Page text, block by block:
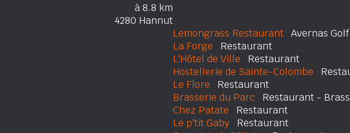
à 8.8 km
4280 Hannut
Lemongrass Restaurant Avernas
La Forge Restaurant
L'Hôtel de Ville Restaurant
Hostellerie de Sainte-Colombe
Le Flore Restaurant
Brasserie du Parc Restaurant -
Chez Patate Restaurant
Le p'tit Gaby Restaurant